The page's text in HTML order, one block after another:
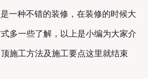
一种不错的装修，在装修的时候大
多一些了解，以上是小编为大家介
施工方法及施工要点这里就结束